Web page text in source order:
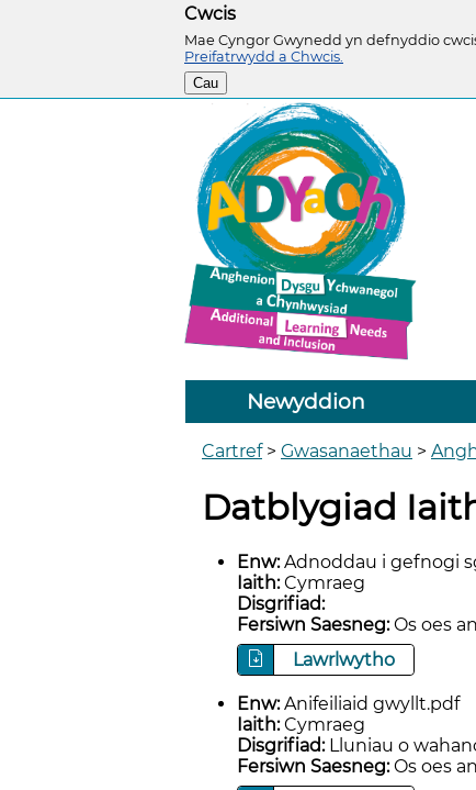
Cwcis
Mae Cyngor Gwynedd yn defnyddio
Preifatrwydd a Chwcis.
Cau
Newyddion
Cartref> Gwasanaethau >
Datblygiad
Enw:Adnoddau i gefnogi
Iaith:Cymraeg
Disgrifiad:
Fersiwn Saesneg:Os oes
Lawrlwytho
Enw:Anifeiliaid gwyllt.pdf
Iaith:Cymraeg
Disgrifiad: Lluniau o
Fersiwn Saesneg:Os oes